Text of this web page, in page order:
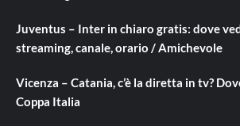
Juventus – Inter in chiaro gratis: dove
streaming, canale, orario / Amichevole
Vicenza – Catania, c’è la diretta in tv?
Coppa Italia